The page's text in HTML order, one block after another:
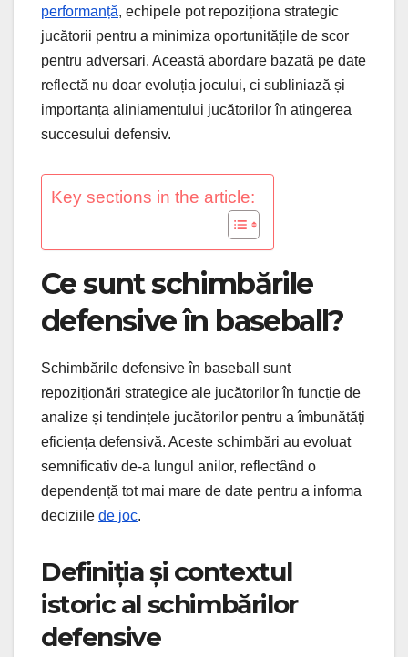
performanță, echipele pot repoziționa strategic
jucătorii pentru a minimiza oportunitățile de scor
pentru adversari. Această abordare bazată pe date
reflectă nu doar evoluția jocului, ci subliniază și
importanța aliniamentului jucătorilor în atingerea
succesului defensiv.
Key sections in the article:
Ce sunt schimbările
defensive în baseball?
Schimbările defensive în baseball sunt
repoziționări strategice ale jucătorilor în funcție de
analize și tendințele jucătorilor pentru a îmbunătăți
eficiența defensivă. Aceste schimbări au evoluat
semnificativ de-a lungul anilor, reflectând o
dependență tot mai mare de date pentru a informa
deciziile de joc.
Definiția și contextul
istoric al schimbărilor
defensive